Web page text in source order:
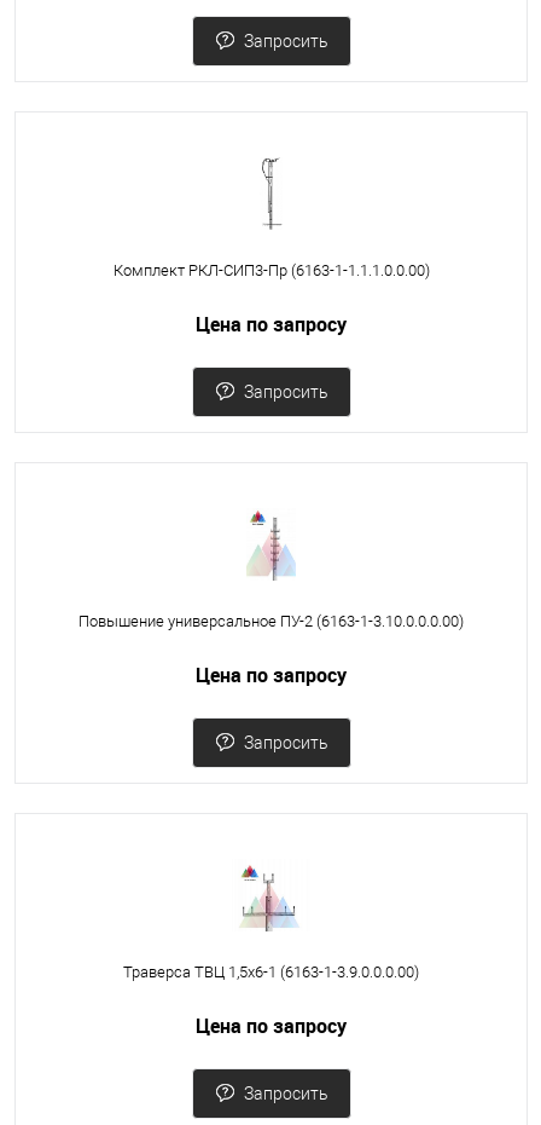
Запросить
Комплект РКЛ-СИП3-Пр (6163-1-1.1.1.0.0.00)
Цена по запросу
Запросить
Повышение универсальное ПУ-2 (6163-1-3.10.0.0.0.00)
Цена по запросу
Запросить
Траверса ТВЦ 1,5х6-1 (6163-1-3.9.0.0.0.00)
Цена по запросу
Запросить